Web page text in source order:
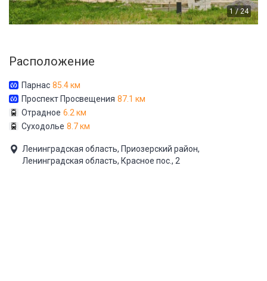
1 / 24
Расположение
Парнас 85.4 км
Проспект Просвещения 87.1 км
Отрадное 6.2 км
Суходолье 8.7 км
Ленинградская область, Приозерский район,
Ленинградская область, Красное пос., 2